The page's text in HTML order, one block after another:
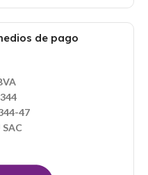
de pago
47
SAC